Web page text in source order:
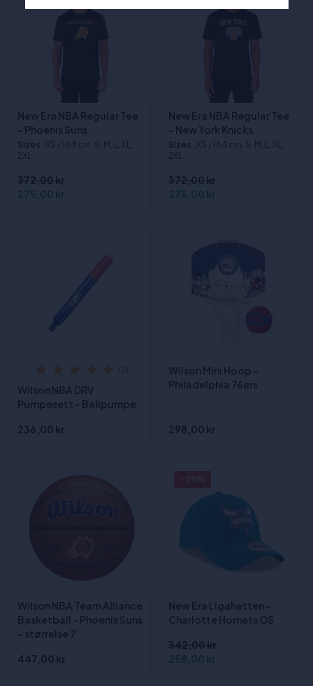
New Era NBA Regular Tee
- Phoenix Suns
Sizes :XS / 164 cm, S, M, L, XL,
2XL
372,00 kr
275,00 kr
New Era NBA Regular Tee
- New York Knicks
Sizes :XS / 164 cm, S, M, L, XL,
2XL
372,00 kr
275,00 kr
Wilson NBA DRV
Pumpesett - Ballpumpe
236,00 kr
Wilson Mini Hoop -
Philadelphia 76ers
298,00 kr
Wilson NBA Team Alliance
Basketball - Phoenix Suns
- størrelse 7
447,00 kr
New Era Ligahetten -
Charlotte Hornets OS
342,00 kr
258,00 kr